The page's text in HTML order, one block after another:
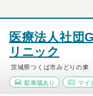
医療法人社団
リニック
茨城県つくば市みどりの東
駐車場あり マイ